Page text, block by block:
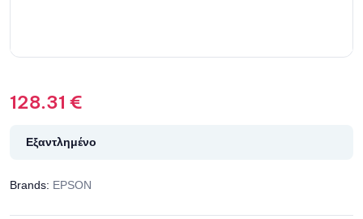
128.31 €
Εξαντλημένο
Brands: EPSON